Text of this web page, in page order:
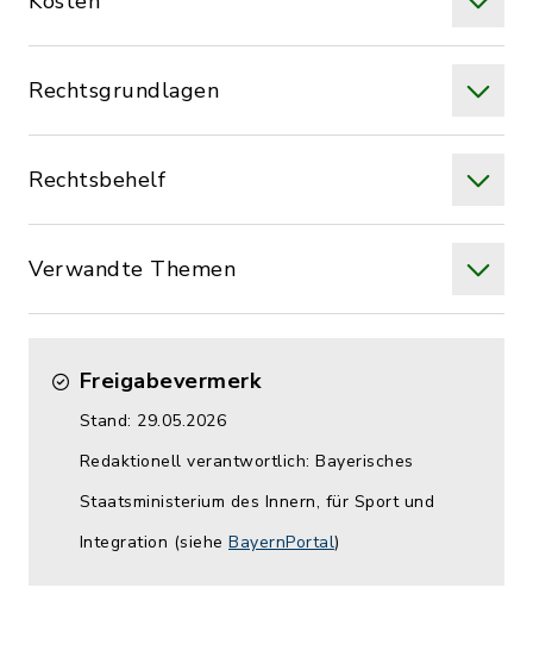
Rechtsgrundlagen
Rechtsbehelf
Verwandte Themen
Freigabevermerk
Stand: 29.05.2026
Redaktionell verantwortlich: Bayerisches
Staatsministerium des Innern, für Sport und
Integration (siehe BayernPortal)